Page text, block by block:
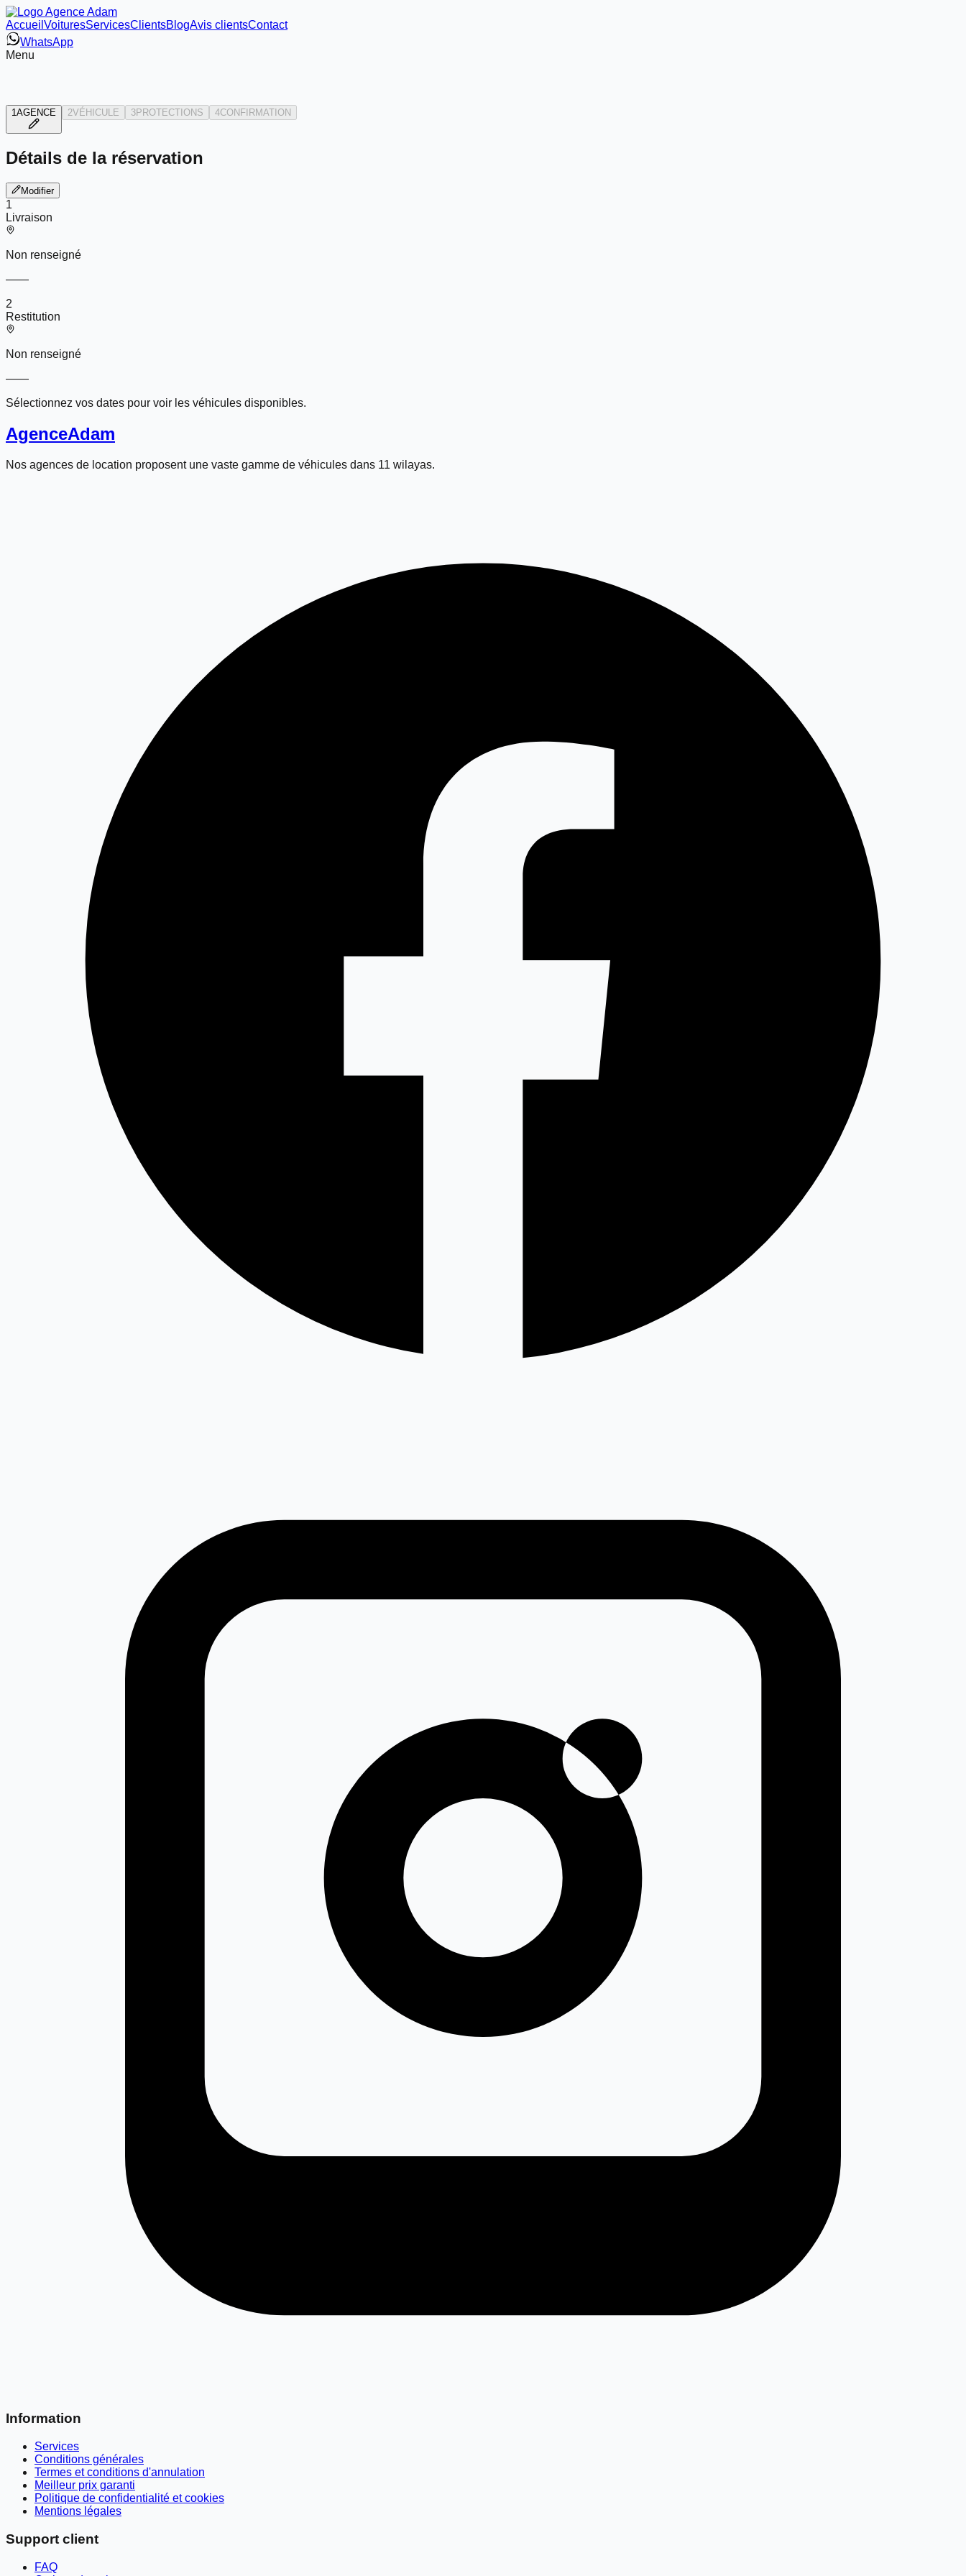
Accueil VoituresServicesClientsBlogAvis clientsContact
WhatsApp
Menu
1AGENCE 2VÉHICULE 3PROTECTIONS 4CONFIRMATION
Détails de la réservation
Modifier
1
Livraison
Non renseigné
——
2
Restitution
Non renseigné
——
Sélectionnez vos dates pour voir les véhicules disponibles.
AgenceAdam
Nos agences de location proposent une vaste gamme de véhicules dans 11 wilayas.
Information
Services
Conditions générales
Termes et conditions d'annulation
Meilleur prix garanti
Politique de confidentialité et cookies
Mentions légales
Support client
FAQ